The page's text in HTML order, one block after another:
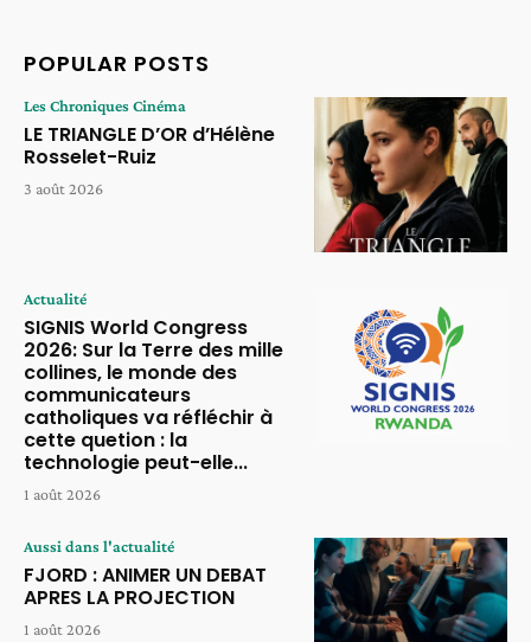
POPULAR POSTS
Les Chroniques Cinéma
LE TRIANGLE D’OR d’Hélène
Rosselet-Ruiz
3 août 2026
Actualité
SIGNIS World Congress
2026: Sur la Terre des mille
collines, le monde des
communicateurs
catholiques va réfléchir à
cette quetion : la
technologie peut-elle...
1 août 2026
Aussi dans l'actualité
FJORD : ANIMER UN DEBAT
APRES LA PROJECTION
1 août 2026